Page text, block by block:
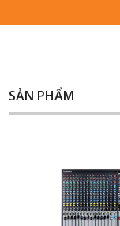
SẢN PHẨM